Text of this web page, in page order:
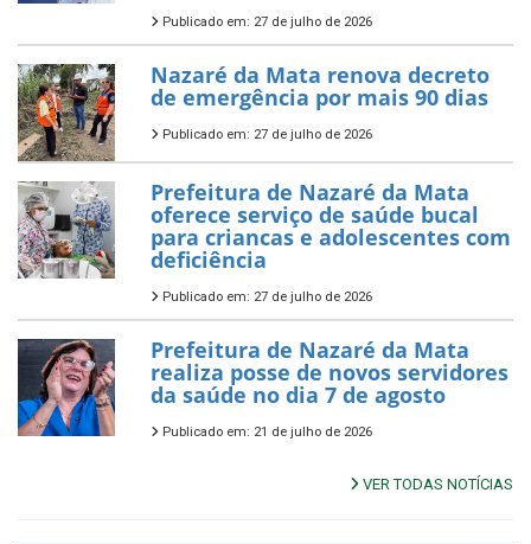
Publicado em: 27 de julho de 2026
Nazaré da Mata renova decreto
de emergência por mais 90 dias
Publicado em: 27 de julho de 2026
Prefeitura de Nazaré da Mata
oferece serviço de saúde bucal
para criancas e adolescentes com
deficiência
Publicado em: 27 de julho de 2026
Prefeitura de Nazaré da Mata
realiza posse de novos servidores
da saúde no dia 7 de agosto
Publicado em: 21 de julho de 2026
VER TODAS NOTÍCIAS